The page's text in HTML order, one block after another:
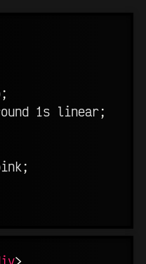
;
1s linear;
;
>